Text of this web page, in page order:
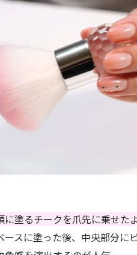
塗るチークを爪先に乗せた
ースに塗った後、中央部分に